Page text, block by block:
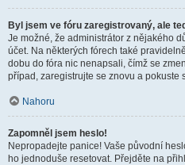
Byl jsem ve fóru zaregistrovaný, ale
Je možné, že administrátor z nějakého
účet. Na některých fórech také
dobu do fóra nic nenapsali, čímž se
případ, zaregistrujte se znovu a pokuste
Nahoru
Zapomněl jsem heslo!
Nepropadejte panice! Vaše původní
ho jednoduše resetovat. Přejděte na